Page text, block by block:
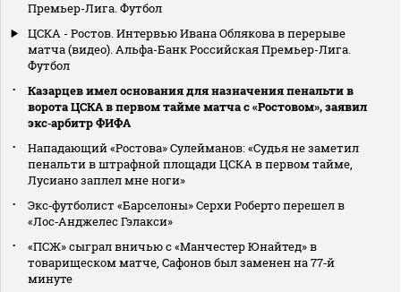
Премьер-Лига. Футбол
ЦСКА - Ростов. Интервью Ивана Облякова в перерыве
матча (видео). Альфа-Банк Российская Премьер-Лига.
Футбол
Казарцев имел основания для назначения пенальти в
ворота ЦСКА в первом тайме матча с «Ростовом», заявил
экс‑арбитр ФИФА
Нападающий «Ростова» Сулейманов: «Судья не заметил
пенальти в штрафной площади ЦСКА в первом тайме,
Лусиано заплел мне ноги»
Экс‑футболист «Барселоны» Серхи Роберто перешел в
«Лос‑Анджелес Гэлакси»
«ПСЖ» сыграл вничью с «Манчестер Юнайтед» в
товарищеском матче, Сафонов был заменен на 77‑й
минуте